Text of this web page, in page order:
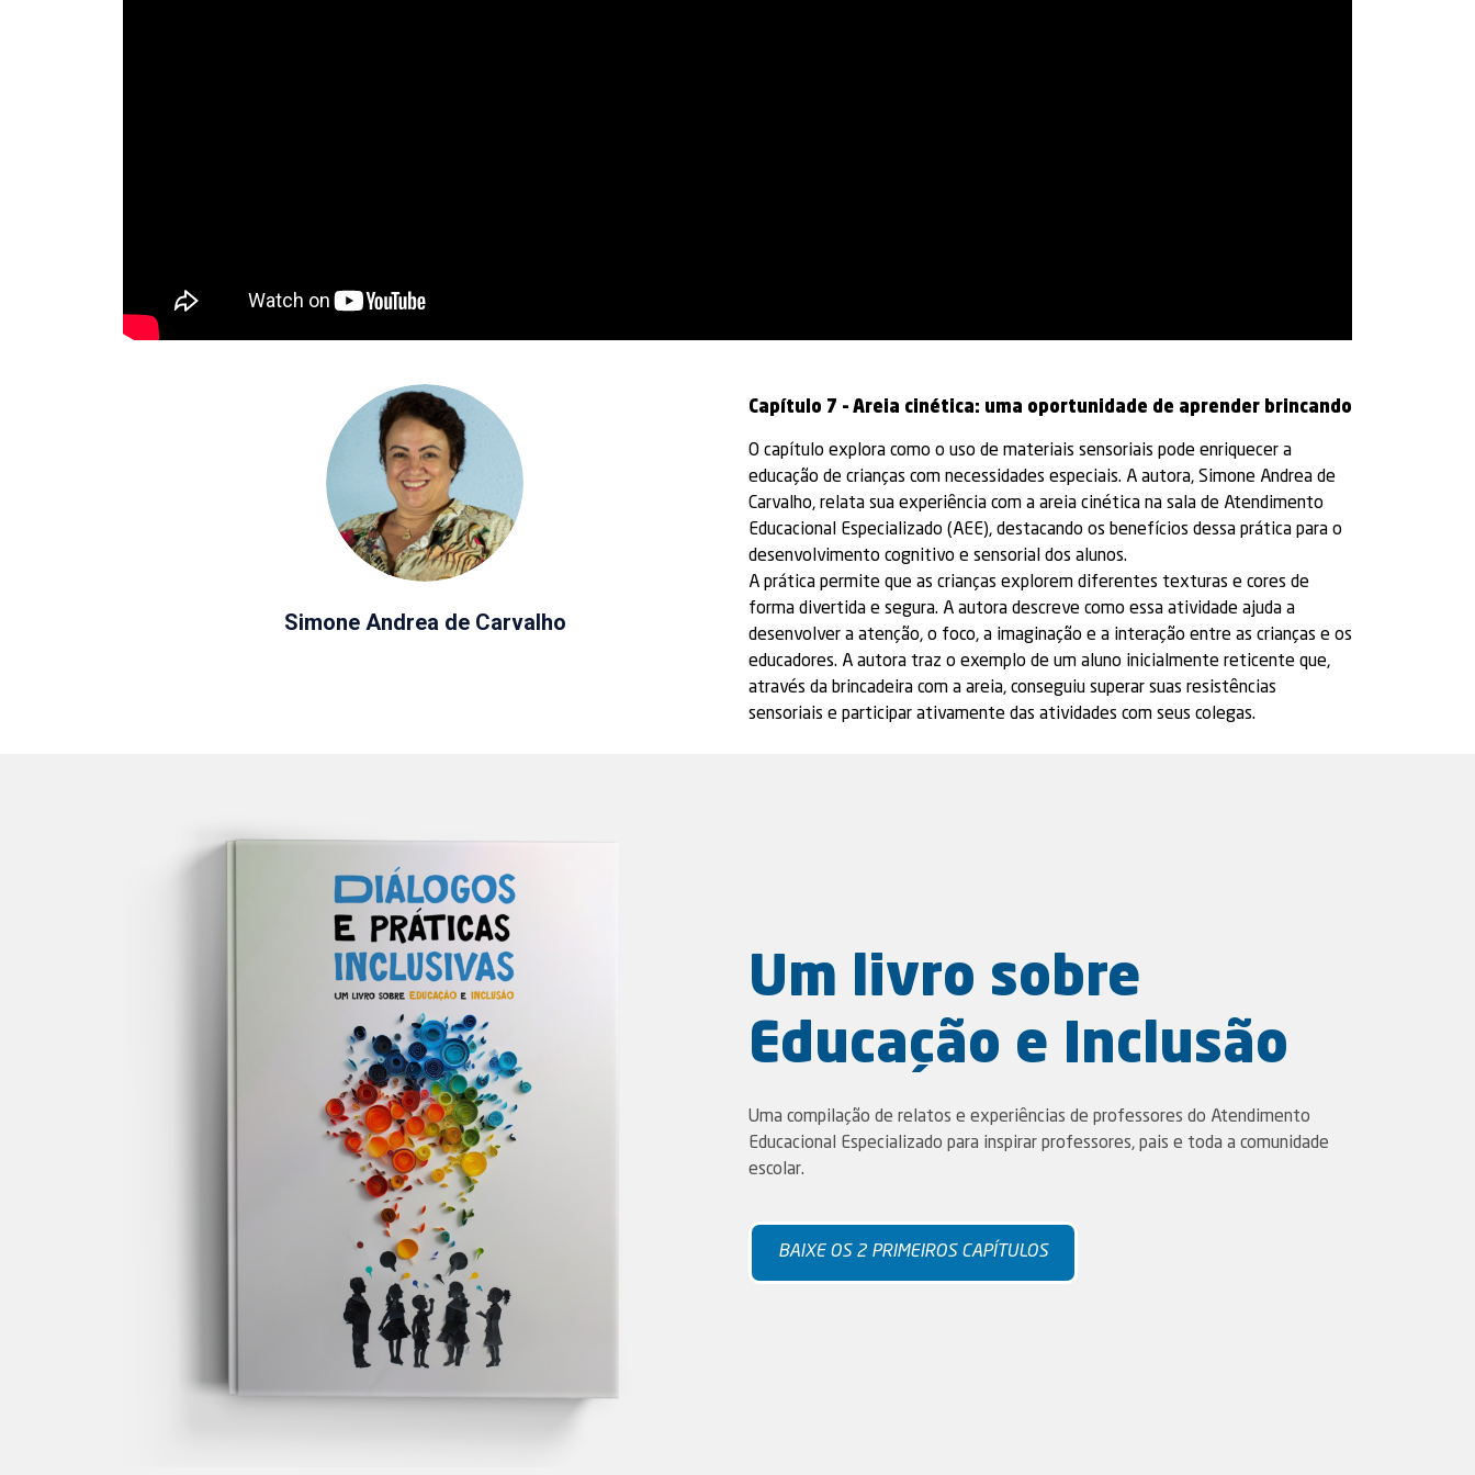
Simone Andrea de Carvalho
Capítulo 7 – Areia cinética: uma oportunidade de aprender brincando
O capítulo explora como o uso de materiais sensoriais pode enriquecer a
educação de crianças com necessidades especiais. A autora, Simone Andrea de
Carvalho, relata sua experiência com a areia cinética na sala de Atendimento
Educacional Especializado (AEE), destacando os benefícios dessa prática para o
desenvolvimento cognitivo e sensorial dos alunos.
A prática permite que as crianças explorem diferentes texturas e cores de
forma divertida e segura. A autora descreve como essa atividade ajuda a
desenvolver a atenção, o foco, a imaginação e a interação entre as crianças e os
educadores. A autora traz o exemplo de um aluno inicialmente reticente que,
através da brincadeira com a areia, conseguiu superar suas resistências
sensoriais e participar ativamente das atividades com seus colegas.
Um livro sobre
Educação e Inclusão
Uma compilação de relatos e experiências de professores do Atendimento
Educacional Especializado para inspirar professores, pais e toda a comunidade
escolar.
BAIXE OS 2 PRIMEIROS CAPÍTULOS